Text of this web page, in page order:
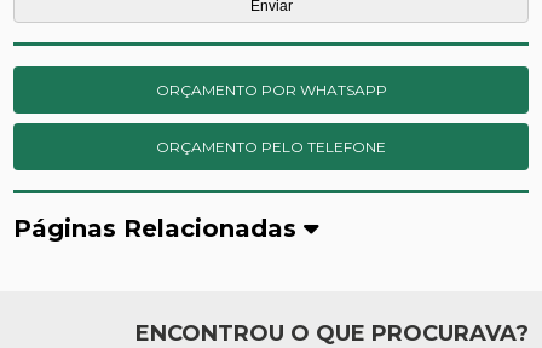
ORÇAMENTO POR WHATSAPP
ORÇAMENTO PELO TELEFONE
Páginas Relacionadas
ENCONTROU O QUE PROCURAVA?